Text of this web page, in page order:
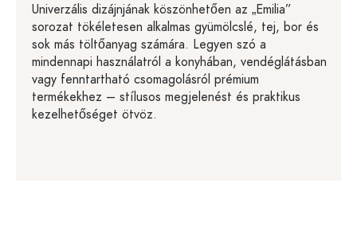
Univerzális dizájnjának köszönhetően az „Emilia”
sorozat tökéletesen alkalmas gyümölcslé, tej, bor és
sok más töltőanyag számára. Legyen szó a
mindennapi használatról a konyhában, vendéglátásban
vagy fenntartható csomagolásról prémium
termékekhez – stílusos megjelenést és praktikus
kezelhetőséget ötvöz.